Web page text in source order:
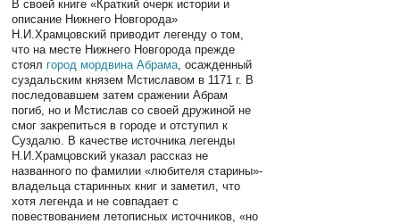
В своей книге «Краткий очерк истории и
описание Нижнего Новгорода»
Н.И.Храмцовский приводит легенду о том,
что на месте Нижнего Новгорода прежде
стоял город мордвина Абрама , осажденный
суздальским князем Мстиславом в 1171 г. В
последовавшем затем сражении Абрам
погиб, но и Мстислав со своей дружиной не
смог закрепиться в городе и отступил к
Суздалю. В качестве источника легенды
Н.И.Храмцовский указал рассказ не
названного по фамилии «любителя старины»-
владельца старинных книг и заметил, что
хотя легенда и не совпадает с
повествованием летописных источников, «но